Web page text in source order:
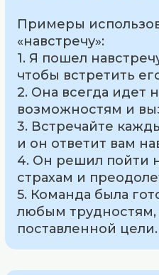
Примеры
«навстречу»:
1. Я пошел
чтобы встретить
2. Она всегда идет
возможностям и
3. Встречайте
и он ответит вам
4. Он решил пойти
страхам и
5. Команда была
любым трудностям,
поставленной цели.